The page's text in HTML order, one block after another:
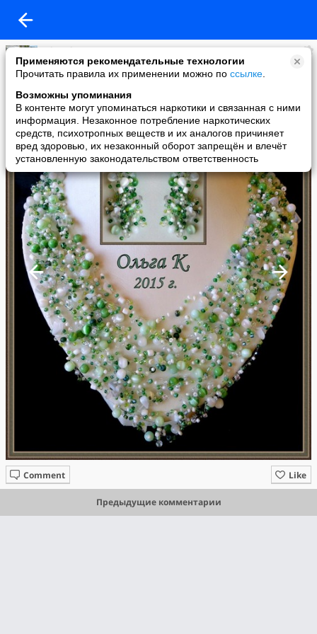
Применяются рекомендательные технологии
Прочитать правила их применении можно по ссылке
Возможны упоминания
В контенте могут упоминаться наркотики и связанная с ними
информация. Незаконное потребление наркотических
средств, психотропных веществ и их аналогов причиняет
вред здоровью, их незаконный оборот запрещён и влечёт
установленную законодательством ответственность
Eduard
added a photo
26 Jul в 16:29
Like
Comment
Предыдущие комментарии